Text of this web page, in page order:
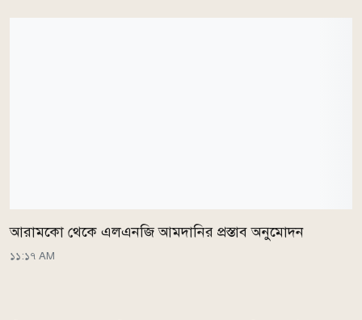
আরামকো থেকে এলএনজি আমদানির প্রস্তাব অনুমোদন
১১:১৭ AM